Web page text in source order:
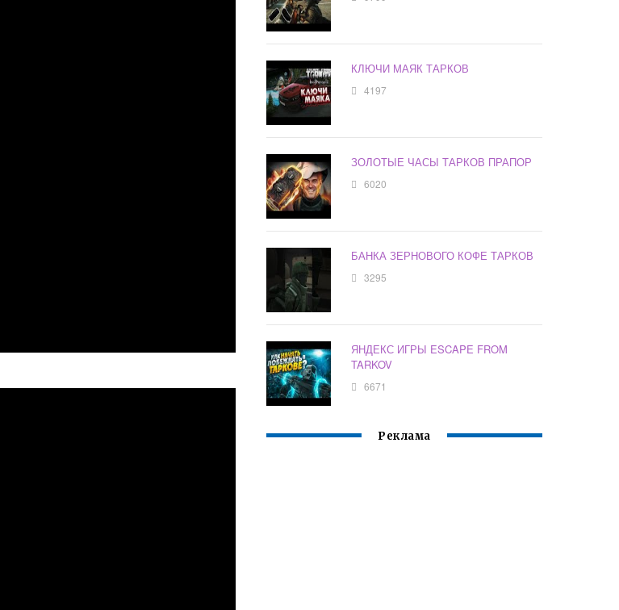
КЛЮЧИ МАЯК ТАРКОВ
4197
ЗОЛОТЫЕ ЧАСЫ ТАРКОВ ПРАПОР
6020
БАНКА ЗЕРНОВОГО КОФЕ ТАРКОВ
3295
ЯНДЕКС ИГРЫ ESCAPE FROM
TARKOV
6671
Реклама